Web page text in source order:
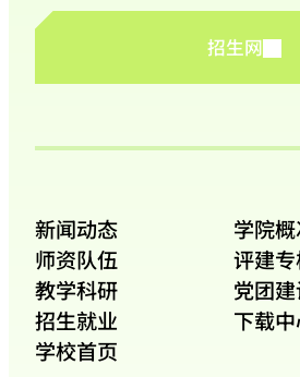
招生网
新闻动态
学院
师资队伍
评建
教学科研
党团
招生就业
下载
学校首页